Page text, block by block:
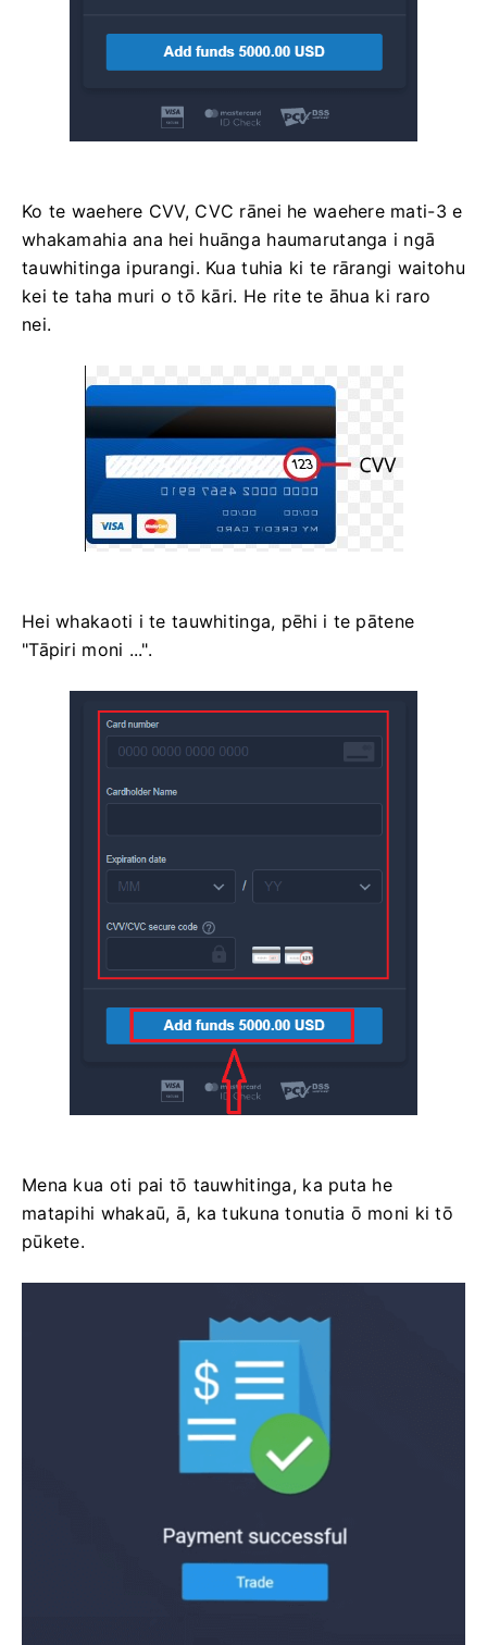
Ko te waehere CVV, СVС rānei he waehere mati-3 e
whakamahia ana hei huānga haumarutanga i ngā
tauwhitinga ipurangi. Kua tuhia ki te rārangi waitohu
kei te taha muri o tō kāri. He rite te āhua ki raro
nei.
Hei whakaoti i te tauwhitinga, pēhi i te pātene
"Tāpiri moni ...".
Mena kua oti pai tō tauwhitinga, ka puta he
matapihi whakaū, ā, ka tukuna tonutia ō moni ki tō
pūkete.